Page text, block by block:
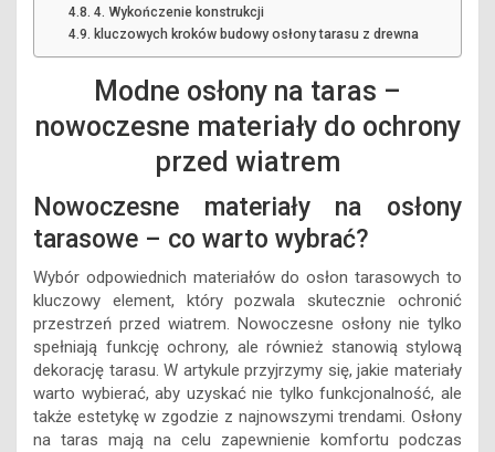
4. Wykończenie konstrukcji
kluczowych kroków budowy osłony tarasu z drewna
Modne osłony na taras –
nowoczesne materiały do ochrony
przed wiatrem
Nowoczesne materiały na osłony
tarasowe – co warto wybrać?
Wybór odpowiednich materiałów do osłon tarasowych to
kluczowy element, który pozwala skutecznie ochronić
przestrzeń przed wiatrem. Nowoczesne osłony nie tylko
spełniają funkcję ochrony, ale również stanowią stylową
dekorację tarasu. W artykule przyjrzymy się, jakie materiały
warto wybierać, aby uzyskać nie tylko funkcjonalność, ale
także estetykę w zgodzie z najnowszymi trendami. Osłony
na taras mają na celu zapewnienie komfortu podczas